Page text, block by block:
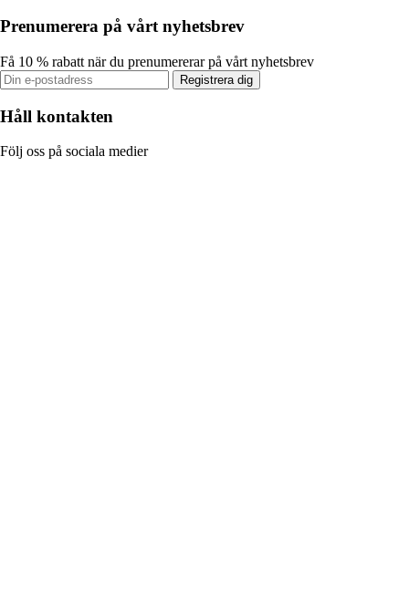
Prenumerera på vårt nyhetsbrev
Få 10 % rabatt när du prenumererar på vårt nyhetsbrev
Registrera dig
Håll kontakten
Följ oss på sociala medier